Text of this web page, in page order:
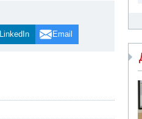
LinkedIn Email